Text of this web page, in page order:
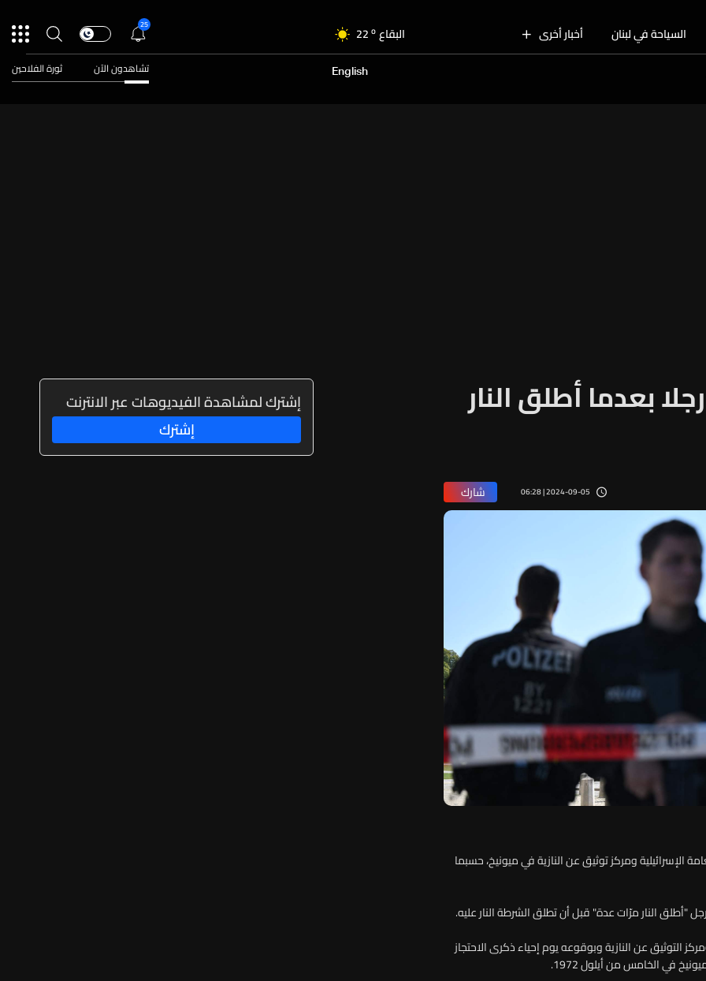
السياحة في لبنان أخبار أخرى البقاع 22 o
الجنوب 25o
26
25
English تشاهدون الآن ثورة الفلاحين
بعدما أطلق النار
2024-09-05 | 06:28 شارك
الإسرائيلية ومركز توثيق عن النازية في ميونيخ، حسبما
"أطلق النار مرّات عدة" قبل أن تطلق الشرطة النار عليه.
التوثيق عن النازية وبوقوعه يوم إحياء ذكرى الاحتجاز
في الخامس من أيلول 1972.
إشترك لمشاهدة الفيديوهات عبر الانترنت
إشترك